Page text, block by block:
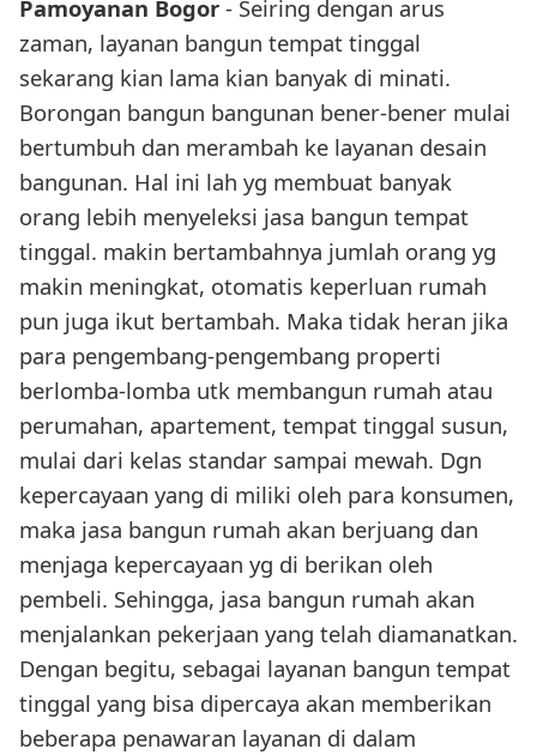
Pamoyanan Bogor - Seiring dengan arus
zaman, layanan bangun tempat tinggal
sekarang kian lama kian banyak di minati.
Borongan bangun bangunan bener-bener mulai
bertumbuh dan merambah ke layanan desain
bangunan. Hal ini lah yg membuat banyak
orang lebih menyeleksi jasa bangun tempat
tinggal. makin bertambahnya jumlah orang yg
makin meningkat, otomatis keperluan rumah
pun juga ikut bertambah. Maka tidak heran jika
para pengembang-pengembang properti
berlomba-lomba utk membangun rumah atau
perumahan, apartement, tempat tinggal susun,
mulai dari kelas standar sampai mewah. Dgn
kepercayaan yang di miliki oleh para konsumen,
maka jasa bangun rumah akan berjuang dan
menjaga kepercayaan yg di berikan oleh
pembeli. Sehingga, jasa bangun rumah akan
menjalankan pekerjaan yang telah diamanatkan.
Dengan begitu, sebagai layanan bangun tempat
tinggal yang bisa dipercaya akan memberikan
beberapa penawaran layanan di dalam